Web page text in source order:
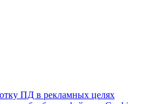
ПД в рекламных целях